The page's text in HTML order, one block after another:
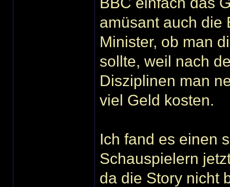
amüsant auch die
Minister, ob man
sollte, weil nach
Disziplinen man
viel Geld kosten.
Ich fand es einen
Schauspielern
da die Story nicht